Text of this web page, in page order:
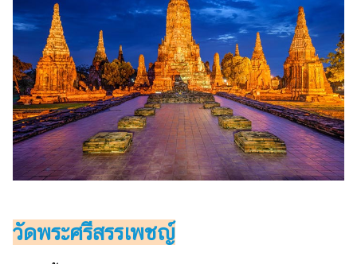
วัดพระศรีสรรเพชญ์